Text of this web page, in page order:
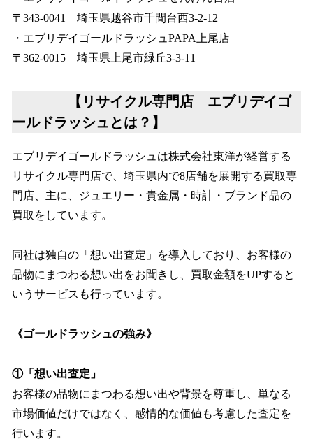
〒343-0041 埼玉県越谷市千間台西3-2-12
・エブリデイゴールドラッシュPAPA上尾店
〒362-0015 埼玉県上尾市緑丘3-3-11
【リサイクル専門店 エブリデイゴ
ールドラッシュとは？】
エブリデイゴールドラッシュは株式会社東洋が経営する
リサイクル専門店で、埼玉県内で8店舗を展開する買取専
門店、主に、ジュエリー・貴金属・時計・ブランド品の
買取をしています。
同社は独自の「想い出査定」を導入しており、お客様の
品物にまつわる想い出をお聞きし、買取金額をUPすると
いうサービスも行っています。
《ゴールドラッシュの強み》
①「想い出査定」
お客様の品物にまつわる想い出や背景を尊重し、単なる
市場価値だけではなく、感情的な価値も考慮した査定を
行います。